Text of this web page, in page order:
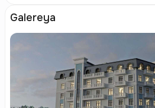
Galereya